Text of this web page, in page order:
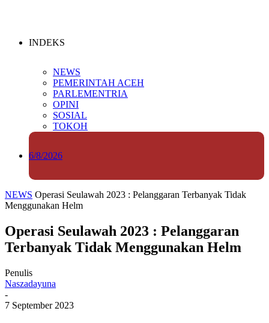
INDEKS
NEWS
PEMERINTAH ACEH
PARLEMENTRIA
OPINI
SOSIAL
TOKOH
6/8/2026
NEWS Operasi Seulawah 2023 : Pelanggaran Terbanyak Tidak
Menggunakan Helm
Operasi Seulawah 2023 : Pelanggaran
Terbanyak Tidak Menggunakan Helm
Penulis
Naszadayuna
-
7 September 2023